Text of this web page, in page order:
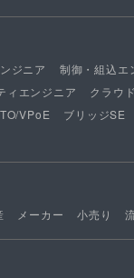
ジニア
制御・組込エ
ィエンジニア
クラウ
VPoE
ブリッジSE
メーカー 小売り